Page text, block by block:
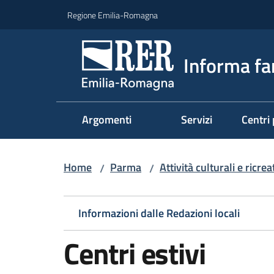
Regione Emilia-Romagna
Informa
Argomenti Servizi Centri
Home / Parma / Attività culturali e
Informazioni dalle Redazioni locali
Centri estivi